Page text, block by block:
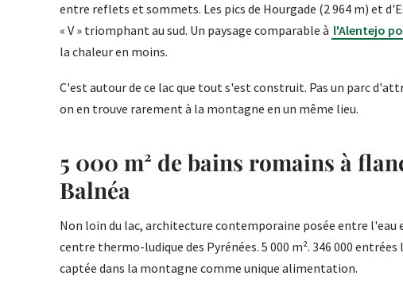
entre reflets et sommets. Les pics de Hourgade (2 964 m) et
« V » triomphant au sud. Un paysage comparable à l'Alentejo
la chaleur en moins.
C'est autour de ce lac que tout s'est construit. Pas un parc
on en trouve rarement à la montagne en un même lieu.
5 000 m² de bains romains à
Balnéa
Non loin du lac, architecture contemporaine posée entre
centre thermo-ludique des Pyrénées. 5 000 m². 346 000
captée dans la montagne comme unique alimentation.